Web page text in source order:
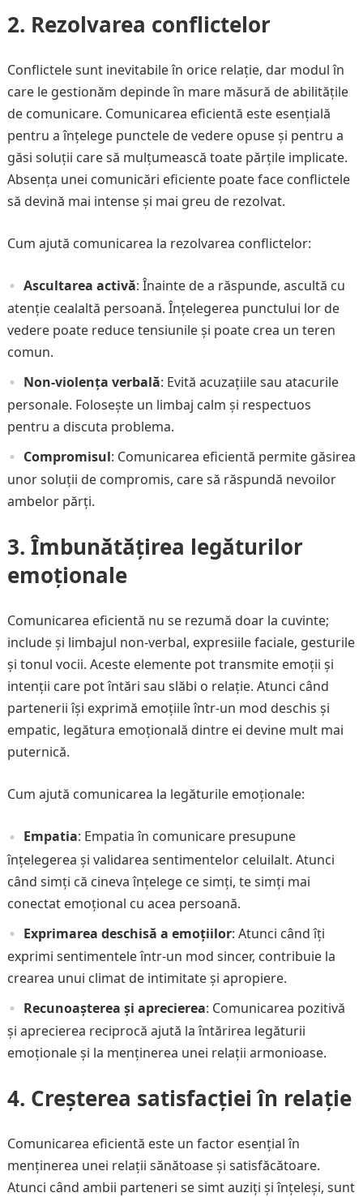
2. Rezolvarea conflictelor
Conflictele sunt inevitabile în orice relație, dar modul în
care le gestionăm depinde în mare măsură de abilitățile
de comunicare. Comunicarea eficientă este esențială
pentru a înțelege punctele de vedere opuse și pentru a
găsi soluții care să mulțumească toate părțile implicate.
Absența unei comunicări eficiente poate face conflictele
să devină mai intense și mai greu de rezolvat.
Cum ajută comunicarea la rezolvarea conflictelor:
Ascultarea activă: Înainte de a răspunde, ascultă cu
atenție cealaltă persoană. Înțelegerea punctului lor de
vedere poate reduce tensiunile și poate crea un teren
comun.
Non-violența verbală: Evită acuzațiile sau atacurile
personale. Folosește un limbaj calm și respectuos
pentru a discuta problema.
Compromisul: Comunicarea eficientă permite găsirea
unor soluții de compromis, care să răspundă nevoilor
ambelor părți.
3. Îmbunătățirea legăturilor
emoționale
Comunicarea eficientă nu se rezumă doar la cuvinte;
include și limbajul non-verbal, expresiile faciale, gesturile
și tonul vocii. Aceste elemente pot transmite emoții și
intenții care pot întări sau slăbi o relație. Atunci când
partenerii își exprimă emoțiile într-un mod deschis și
empatic, legătura emoțională dintre ei devine mult mai
puternică.
Cum ajută comunicarea la legăturile emoționale:
Empatia: Empatia în comunicare presupune
înțelegerea și validarea sentimentelor celuilalt. Atunci
când simți că cineva înțelege ce simți, te simți mai
conectat emoțional cu acea persoană.
Exprimarea deschisă a emoțiilor: Atunci când îți
exprimi sentimentele într-un mod sincer, contribuie la
crearea unui climat de intimitate și apropiere.
Recunoașterea și aprecierea: Comunicarea pozitivă
și aprecierea reciprocă ajută la întărirea legăturii
emoționale și la menținerea unei relații armonioase.
4. Creșterea satisfacției în relație
Comunicarea eficientă este un factor esențial în
menținerea unei relații sănătoase și satisfăcătoare.
Atunci când ambii parteneri se simt auziți și înțeleși, sunt